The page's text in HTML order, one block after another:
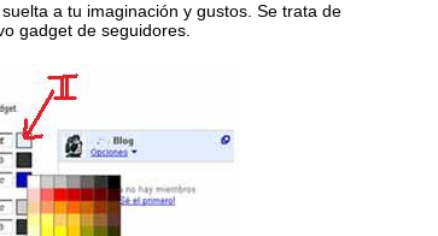
a tu imaginación y gustos. Se trata de
gadget de seguidores.